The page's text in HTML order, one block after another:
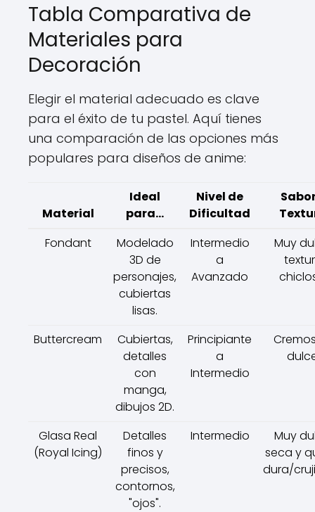
Tabla Comparativa de
Materiales para
Decoración
Elegir el material adecuado es clave
para el éxito de tu pastel. Aquí tienes
una comparación de las opciones más
populares para diseños de anime:
Material
Ideal
para...
Nivel de
Dificultad
Fondant
Modelado
3D de
personajes,
cubiertas
lisas.
Intermedio
a
Avanzado
Muy
Buttercream
Cubiertas,
detalles
con
manga,
dibujos 2D.
Principiante
a
Intermedio
Glasa Real
(Royal Icing)
Detalles
finos y
precisos,
contornos,
"ojos".
Intermedio
Muy
seca y
dura/